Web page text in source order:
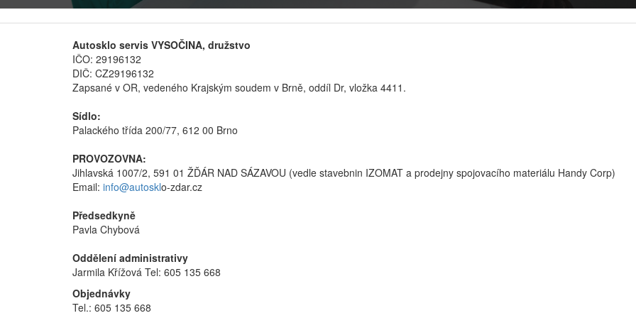
Autosklo servis VYSOČINA, družstvo
IČO: 29196132
DIČ: CZ29196132
Zapsané v OR, vedeného Krajským soudem v Brně, oddíl Dr, vložka 4411.
Sídlo:
Palackého třída 200/77, 612 00 Brno
PROVOZOVNA:
Jihlavská 1007/2, 591 01 ŽĎÁR NAD SÁZAVOU (vedle stavebnin IZOMAT a prodejny spojovacího materiálu Handy Corp)
Email: info@autosklo-zdar.cz
Předsedkyně
Pavla Chybová
Oddělení administrativy
Jarmila Křížová Tel: 605 135 668
Objednávky
Tel.: 605 135 668